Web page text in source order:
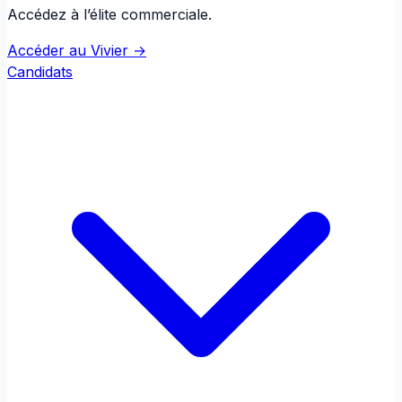
Accédez à l’élite commerciale.
Accéder au Vivier →
Candidats